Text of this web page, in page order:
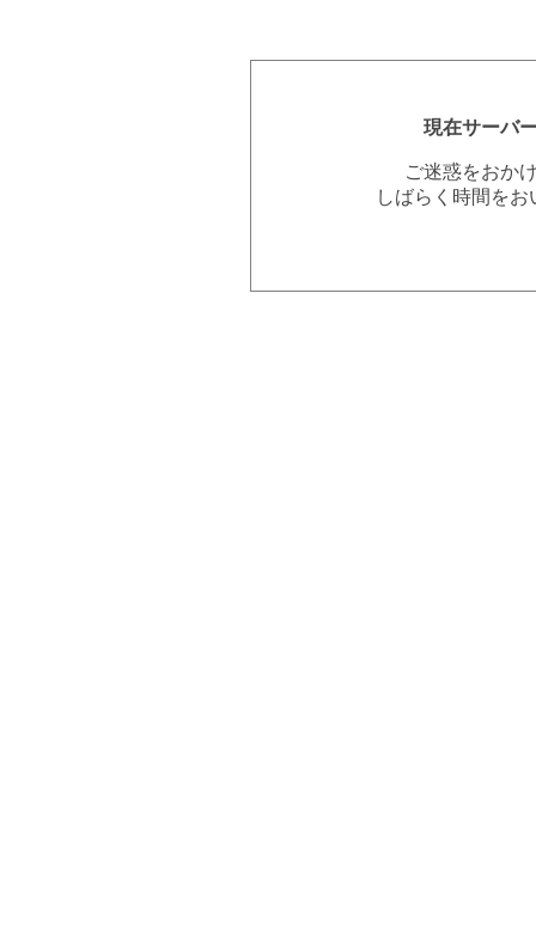
現在サーバ
ご迷惑をおか
しばらく時間を